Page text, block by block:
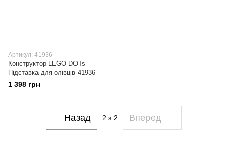
Артикул: 41936
Конструктор LEGO DOTs
Підставка для олівців 41936
1 398 грн
Назад 2 з 2 Вперед